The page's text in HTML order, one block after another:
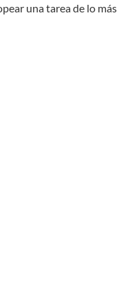
una tarea de lo más